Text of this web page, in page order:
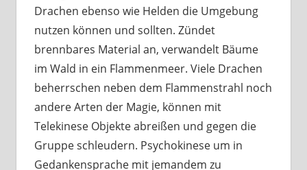
Drachen ebenso wie Helden die Umgebung
nutzen können und sollten. Zündet
brennbares Material an, verwandelt Bäume
im Wald in ein Flammenmeer. Viele Drachen
beherrschen neben dem Flammenstrahl noch
andere Arten der Magie, können mit
Telekinese Objekte abreißen und gegen die
Gruppe schleudern. Psychokinese um in
Gedankensprache mit jemandem zu